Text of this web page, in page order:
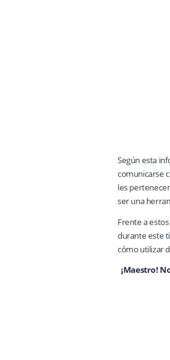
Según esta
comunicarse
les
ser una
Frente a
durante este
cómo utilizar
¡Maestro!